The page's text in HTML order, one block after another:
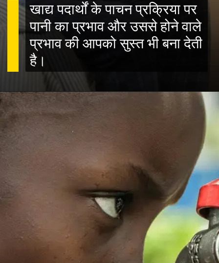
खाद्य पदार्थों के पाचन प्रक्रिया पर
पानी का प्रभाव और उससे होने वाले
प्रभाव की आपको सुस्त भी बना देती
है।